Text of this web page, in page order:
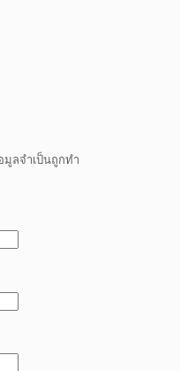
มูลจำเป็นถูกทำ